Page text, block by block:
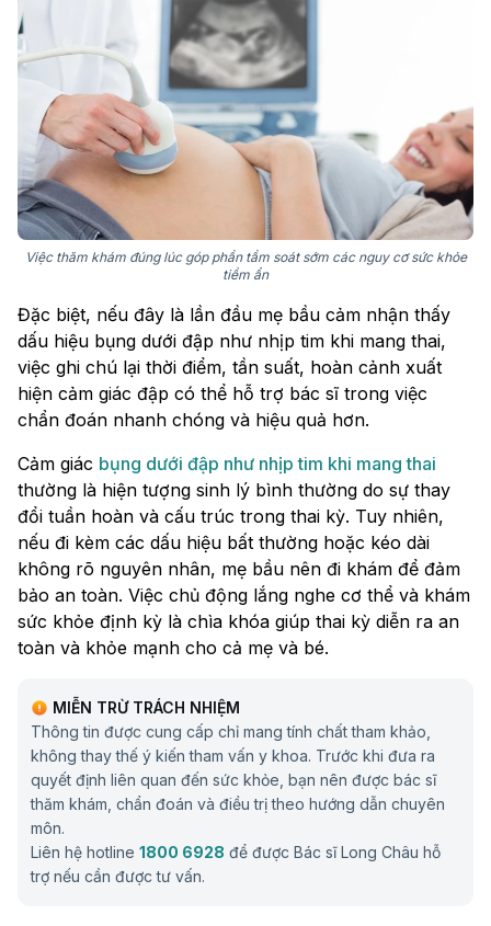
Việc thăm khám đúng lúc góp phần tầm soát sớm các nguy cơ sức khỏe
tiềm ẩn
Đặc biệt, nếu đây là lần đầu mẹ bầu cảm nhận thấy
dấu hiệu bụng dưới đập như nhịp tim khi mang thai,
việc ghi chú lại thời điểm, tần suất, hoàn cảnh xuất
hiện cảm giác đập có thể hỗ trợ bác sĩ trong việc
chẩn đoán nhanh chóng và hiệu quả hơn.
Cảm giác bụng dưới đập như nhịp tim khi mang thai
thường là hiện tượng sinh lý bình thường do sự thay
đổi tuần hoàn và cấu trúc trong thai kỳ. Tuy nhiên,
nếu đi kèm các dấu hiệu bất thường hoặc kéo dài
không rõ nguyên nhân, mẹ bầu nên đi khám để đảm
bảo an toàn. Việc chủ động lắng nghe cơ thể và khám
sức khỏe định kỳ là chìa khóa giúp thai kỳ diễn ra an
toàn và khỏe mạnh cho cả mẹ và bé.
MIỄN TRỪ TRÁCH NHIỆM
Thông tin được cung cấp chỉ mang tính chất tham khảo,
không thay thế ý kiến tham vấn y khoa. Trước khi đưa ra
quyết định liên quan đến sức khỏe, bạn nên được bác sĩ
thăm khám, chẩn đoán và điều trị theo hướng dẫn chuyên
môn.
Liên hệ hotline 1800 6928 để được Bác sĩ Long Châu hỗ
trợ nếu cần được tư vấn.